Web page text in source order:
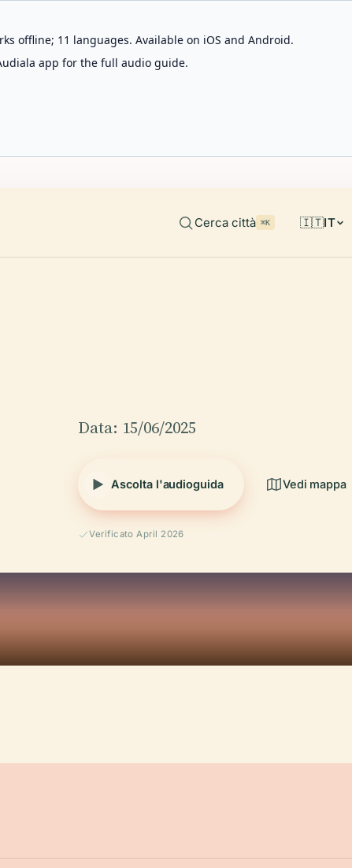
offline; 11 languages. Available on iOS and Android.
app for the full audio guide.
Cerca città ⌘K 🇮🇹IT
Data: 15/06/2025
Ascolta l'audioguida Vedi mappa
Verificato April 2026